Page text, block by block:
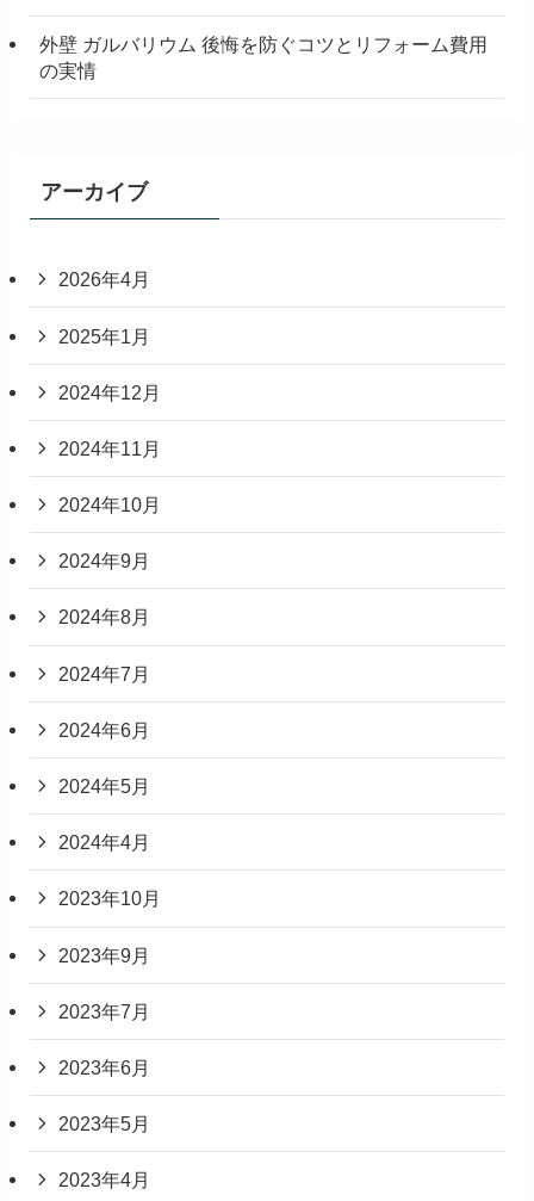
外壁 ガルバリウム 後悔を防ぐコツとリフォーム費用
の実情
アーカイブ
2026年4月
2025年1月
2024年12月
2024年11月
2024年10月
2024年9月
2024年8月
2024年7月
2024年6月
2024年5月
2024年4月
2023年10月
2023年9月
2023年7月
2023年6月
2023年5月
2023年4月